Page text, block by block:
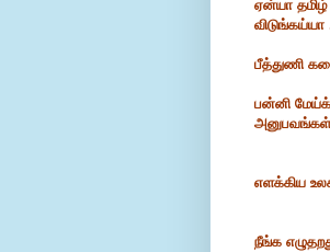
ஏன்யா
பீத்துணி
பன்னி
எளக்கிய
நீங்க